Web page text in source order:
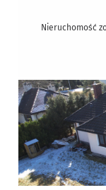
Nieruchomość
Na sprzedaż